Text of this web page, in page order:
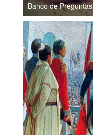
Banco de Preguntas